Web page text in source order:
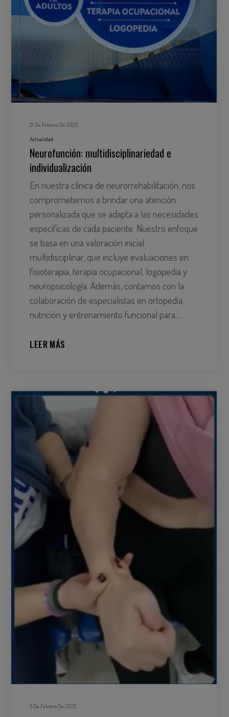
21 De Febrero De 2025
Actualidad
Neurofunción: multidisciplinariedad e
individualización
En nuestra clínica de neurorrehabilitación, nos
comprometemos a brindar una atención
personalizada que se adapta a las necesidades
específicas de cada paciente. Nuestro enfoque
se basa en una valoración inicial
multidisciplinar, que incluye evaluaciones en
fisioterapia, terapia ocupacional, logopedia y
neuropsicología. Además, contamos con la
colaboración de especialistas en ortopedia,
nutrición y entrenamiento funcional para…
LEER MÁS
5 De Febrero De 2025